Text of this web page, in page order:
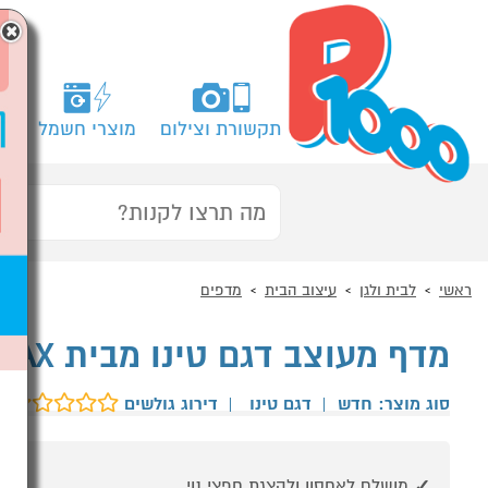
תקשורת וצילום מוצרי חשמל
ראשי לבית ולגן עיצוב הבית מדפים
מדף מעוצב דגם טינו מבית HOMAX
סוג מוצר: חדש | דגם טינו | דירוג גולשים
×